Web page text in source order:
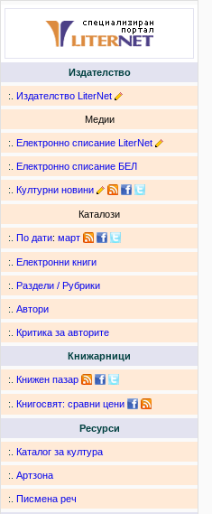
Издателство
:. Издателство LiterNet
Медии
:. Електронно списание LiterNet
:. Електронно списание БЕЛ
:. Културни новини
Каталози
:. По дати: март
:. Електронни книги
:. Раздели / Рубрики
:. Автори
:. Критика за авторите
Книжарници
:. Книжен пазар
:. Книгосвят: сравни цени
Ресурси
:. Каталог за култура
:. Артзона
:. Писмена реч